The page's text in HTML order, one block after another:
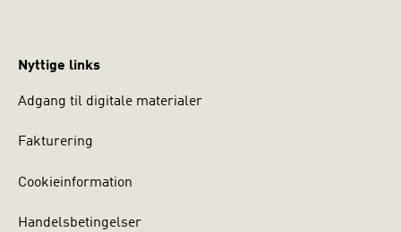
Nyttige links
Adgang til digitale materialer
Fakturering
Cookieinformation
Handelsbetingelser